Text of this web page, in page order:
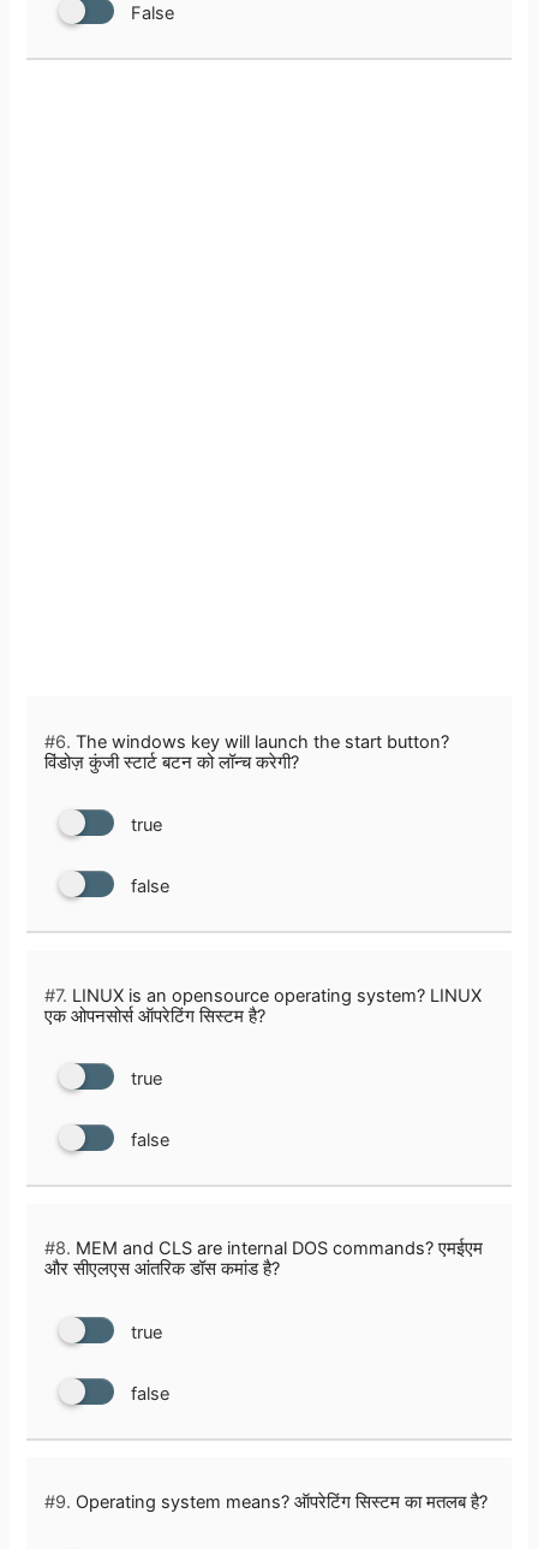
False
#6. The windows key will launch the start button?
विंडोज़ कुंजी स्टार्ट बटन को लॉन्च करेगी?
true
false
#7. LINUX is an opensource operating system? LINUX
एक ओपनसोर्स ऑपरेटिंग सिस्टम है?
true
false
#8. MEM and CLS are internal DOS commands? एमईएम
और सीएलएस आंतरिक डॉस कमांड है?
true
false
#9. Operating system means? ऑपरेटिंग सिस्टम का मतलब है?